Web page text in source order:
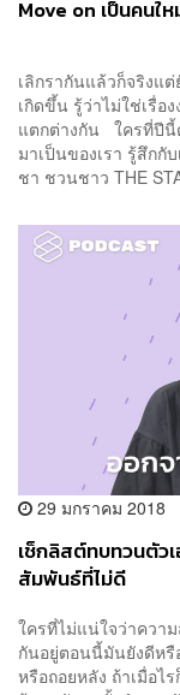
Move on เป็นคนใ
เลิกรากันแล้วก็จริงแ
เกิดขึ้น รู้ว่าไม่ใช่เรื่อ
แตกต่างกัน ใครที่ปีนี้
มาเป็นของเรา รู้สึก
ชา ชวนชาว THE
29 มกราคม 2018
เช็กลิสต์ทบทวนตัว
สัมพันธ์ที่ไม่ดี
ใครที่ไม่แน่ใจว่าควา
กันอยู่ตอนนี้มันยังดีหรื
หรือถอยหลัง ถ้าเมื่อไ